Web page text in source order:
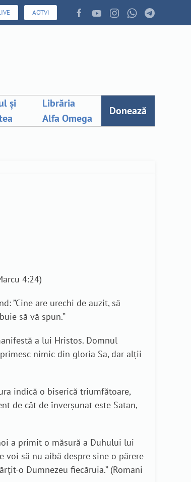
AOTVi
și
Librăria
Alfa Omega
Donează
4:24)
”Cine are urechi de auzit, să
să vă spun.”
a lui Hristos. Domnul
nimic din gloria Sa, dar alții
indică o biserică triumfătoare,
de cât de înverșunat este Satan,
a primit o măsură a Duhului lui
voi să nu aibă despre sine o părere
o Dumnezeu fiecăruia.” (Romani